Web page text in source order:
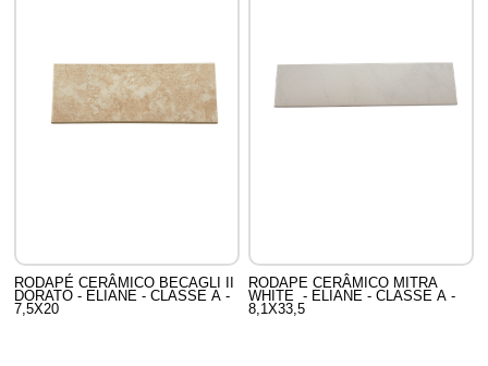
RODAPÉ CERÂMICO BECAGLI II
DORATO - ELIANE - CLASSE A -
7,5X20
RODAPE CERÂMICO MITRA
WHITE - ELIANE - CLASSE A -
8,1X33,5